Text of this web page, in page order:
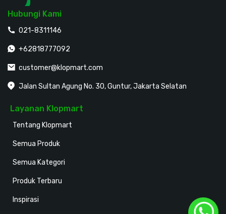
Hubungi Kami
021-8311146
+62818777092
customer@klopmart.com
Jalan Sultan Agung No. 30, Guntur, Jakarta Selatan
Layanan Klopmart
Tentang Klopmart
Semua Produk
Semua Kategori
Produk Terbaru
Inspirasi